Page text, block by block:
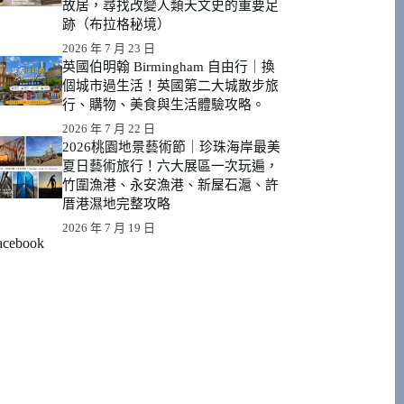
故居，尋找改變人類天文史的重要足
跡（布拉格秘境）
2026 年 7 月 23 日
英國伯明翰 Birmingham 自由行｜換
個城市過生活！英國第二大城散步旅
行、購物、美食與生活體驗攻略。
2026 年 7 月 22 日
2026桃園地景藝術節｜珍珠海岸最美
夏日藝術旅行！六大展區一次玩遍，
竹圍漁港、永安漁港、新屋石滬、許
厝港濕地完整攻略
2026 年 7 月 19 日